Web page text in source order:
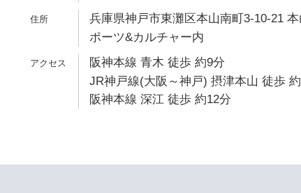
兵庫県神戸市東灘区本山南町3-10-21 本
ポーツ&カルチャー内
阪神本線 青木 徒歩 約9分
JR神戸線(大阪～神戸) 摂津本山 徒歩
阪神本線 深江 徒歩 約12分